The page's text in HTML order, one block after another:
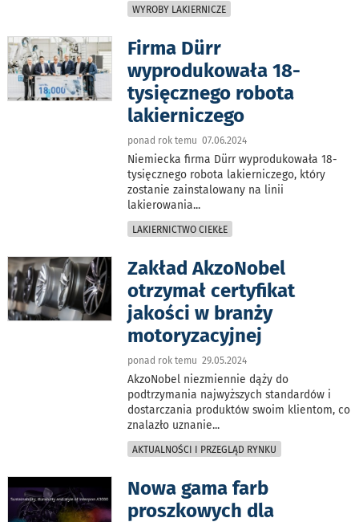
WYROBY LAKIERNICZE
Firma Dürr
wyprodukowała 18-
tysięcznego robota
lakierniczego
ponad rok temu 07.06.2024
Niemiecka firma Dürr wyprodukowała 18-
tysięcznego robota lakierniczego, który
zostanie zainstalowany na linii
lakierowania...
LAKIERNICTWO CIEKŁE
Zakład AkzoNobel
otrzymał certyfikat
jakości w branży
motoryzacyjnej
ponad rok temu 29.05.2024
AkzoNobel niezmiennie dąży do
podtrzymania najwyższych standardów i
dostarczania produktów swoim klientom, co
znalazło uznanie...
AKTUALNOŚCI I PRZEGLĄD RYNKU
Nowa gama farb
proszkowych dla